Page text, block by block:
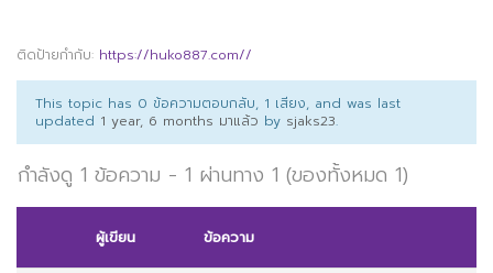
ติดป้ายกำกับ: https://huko887.com//
This topic has 0 ข้อความตอบกลับ, 1 เสียง, and was last
updated 1 year, 6 months มาแล้ว by sjaks23.
กำลังดู 1 ข้อความ - 1 ผ่านทาง 1 (ของทั้งหมด 1)
ผู้เขียน ข้อความ